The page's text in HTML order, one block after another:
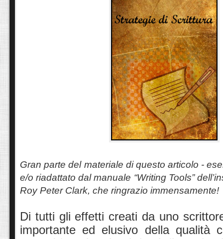
Gran parte del materiale di questo articolo -
e/o riadattato dal manuale “Writing Tools”
Roy Peter Clark, che ringrazio immensamente!
Di tutti gli effetti creati da uno
importante ed elusivo della qualità